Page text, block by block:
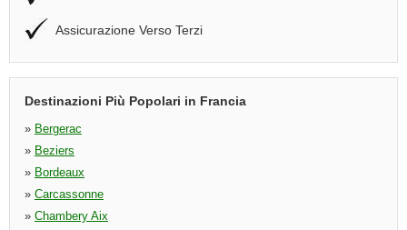
Assicurazione Verso Terzi
Destinazioni Più Popolari in Francia
» Bergerac
» Beziers
» Bordeaux
» Carcassonne
» Chambery Aix